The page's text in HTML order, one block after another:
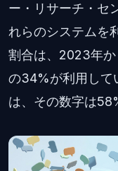
ー・リサーチ・セ
れらのシステムを
割合は、2023年か
の34%が利用して
は、その数字は